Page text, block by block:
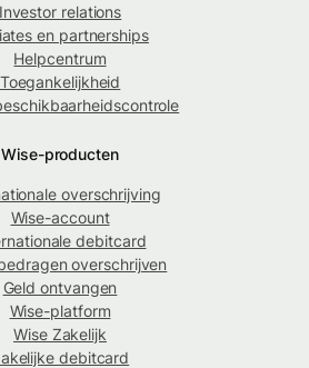
Investor relations
en partnerships
Helpcentrum
Toegankelijkheid
Wise-producten
overschrijving
Wise-account
debitcard
overschrijven
Geld ontvangen
Wise-platform
Wise Zakelijk
debitcard